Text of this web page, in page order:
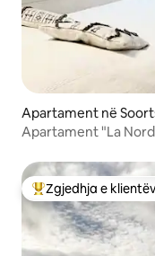
Apartament në
Apartament "La
Më të mirat e
Zgjedhja e